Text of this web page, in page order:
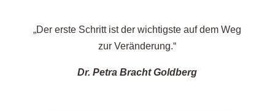
„Der erste Schritt ist der wichtigste auf dem Weg
zur Veränderung.“
Dr. Petra Bracht Goldberg